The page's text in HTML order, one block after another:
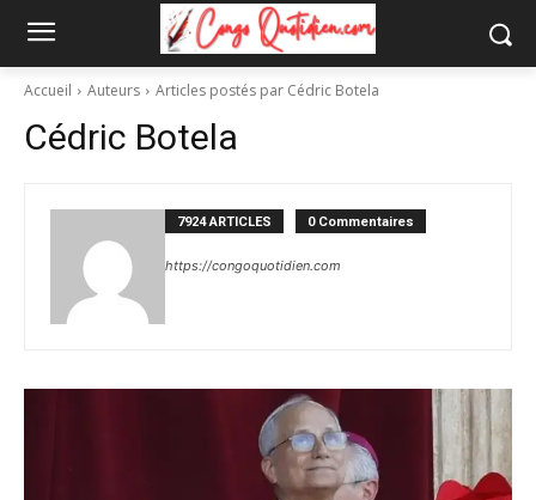
Accueil Auteurs Articles postés par Cédric Botela
Cédric Botela
7924 ARTICLES 0 Commentaires
https://congoquotidien.com